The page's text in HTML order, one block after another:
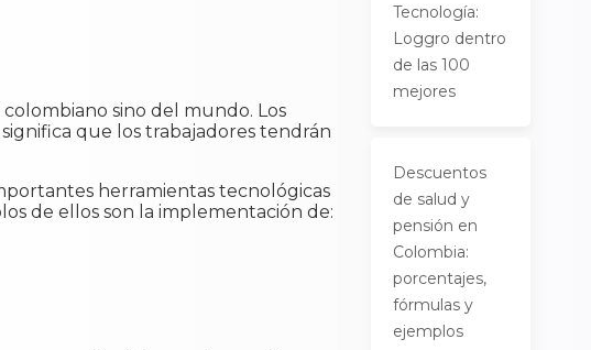
sino del mundo. Los
que los trabajadores tendrán
herramientas tecnológicas
de ellos son la implementación de:
Tecnología:
Loggro dentro
de las 100
mejores
Descuentos
de salud y
pensión en
Colombia:
porcentajes,
fórmulas y
ejemplos